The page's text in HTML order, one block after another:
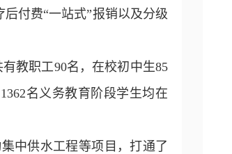
付费“一站式”报销以及分级
教职工90名，在校初中生85
名义务教育阶段学生均在
中供水工程等项目，打通了